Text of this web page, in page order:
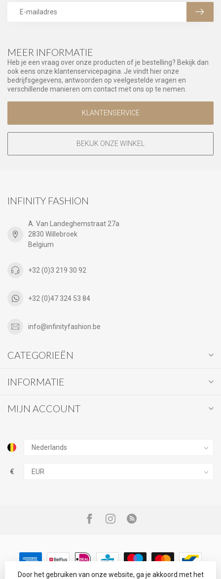
MEER INFORMATIE
Heb je een vraag over onze producten of je bestelling? Bekijk dan
ook eens onze klantenservicepagina. Je vindt hier onze
bedrijfsgegevens, antwoorden op veelgestelde vragen en
verschillende manieren om contact met ons op te nemen.
KLANTENSERVICE
BEKIJK ONZE WINKEL
INFINITY FASHION
A. Van Landeghemstraat 27a
2830 Willebroek
Belgium
+32 (0)3 219 30 92
+32 (0)47 324 53 84
info@infinityfashion.be
CATEGORIEËN
INFORMATIE
MIJN ACCOUNT
€
Door het gebruiken van onze website, ga je akkoord met het